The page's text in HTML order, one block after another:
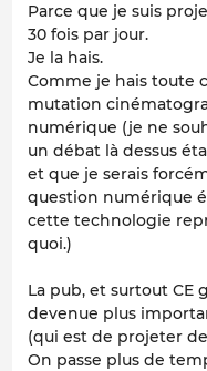
Parce que je suis
30 fois par jour.
Je la hais.
Comme je hais toute
mutation
numérique (je ne
un débat là dessus
et que je serais
question numérique
cette technologie
quoi.)
La pub, et surtout CE
devenue plus
(qui est de projeter
On passe plus de